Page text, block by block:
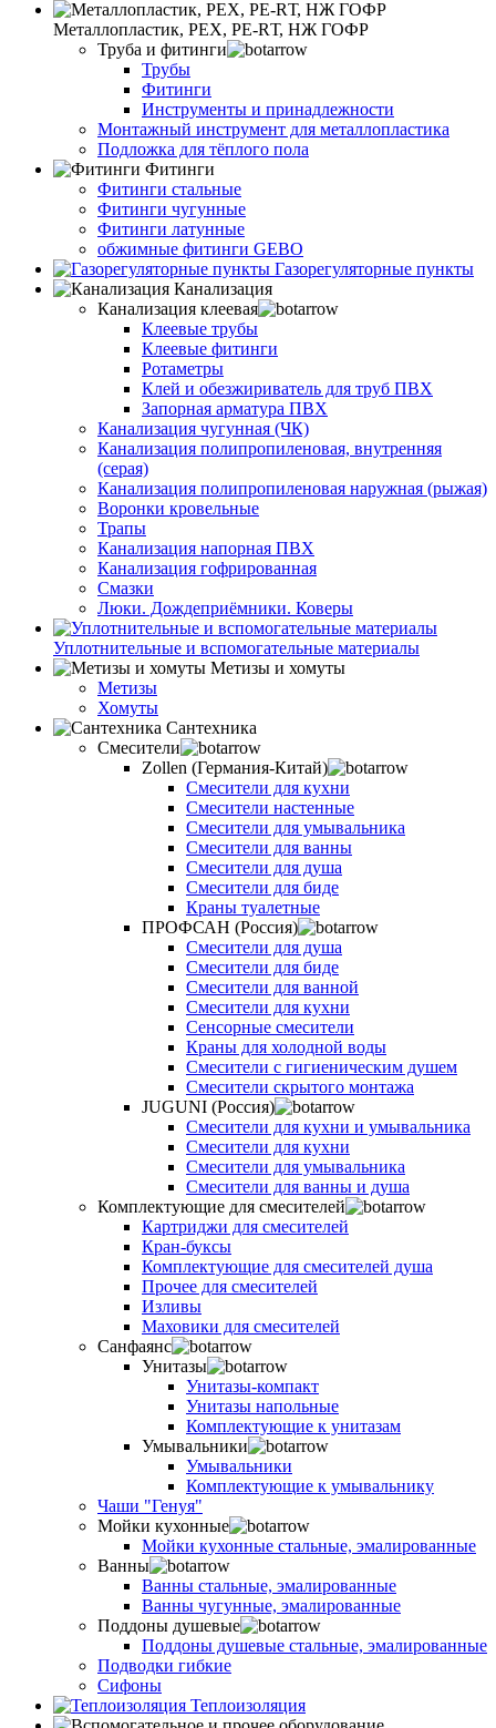
Металлопластик, РЕХ, РЕ-RТ, НЖ ГОФР
Труба и фитинги
Трубы
Фитинги
Инструменты и принадлежности
Монтажный инструмент для металлопластика
Подложка для тёплого пола
Фитинги
Фитинги стальные
Фитинги чугунные
Фитинги латунные
обжимные фитинги GEBO
Газорегуляторные пункты
Канализация
Канализация клеевая
Клеевые трубы
Клеевые фитинги
Ротаметры
Клей и обезжириватель для труб ПВХ
Запорная арматура ПВХ
Канализация чугунная (ЧК)
Канализация полипропиленовая, внутренняя
(серая)
Канализация полипропиленовая наружная (рыжая)
Воронки кровельные
Трапы
Канализация напорная ПВХ
Канализация гофрированная
Смазки
Люки. Дождеприёмники. Коверы
Уплотнительные и вспомогательные материалы
Метизы и хомуты
Метизы
Хомуты
Сантехника
Смесители
Zollen (Германия-Китай)
Смесители для кухни
Смесители настенные
Смесители для умывальника
Смесители для ванны
Смесители для душа
Смесители для биде
Краны туалетные
ПРОФСАН (Россия)
Смесители для душа
Смесители для биде
Смесители для ванной
Смесители для кухни
Сенсорные смесители
Краны для холодной воды
Смесители с гигиеническим душем
Смесители скрытого монтажа
JUGUNI (Россия)
Смесители для кухни и умывальника
Смесители для кухни
Смесители для умывальника
Смесители для ванны и душа
Комплектующие для смесителей
Картриджи для смесителей
Кран-буксы
Комплектующие для смесителей душа
Прочее для смесителей
Изливы
Маховики для смесителей
Санфаянс
Унитазы
Унитазы-компакт
Унитазы напольные
Комплектующие к унитазам
Умывальники
Умывальники
Комплектующие к умывальнику
Чаши "Генуя"
Мойки кухонные
Мойки кухонные стальные, эмалированные
Ванны
Ванны стальные, эмалированные
Ванны чугунные, эмалированные
Поддоны душевые
Поддоны душевые стальные, эмалированные
Подводки гибкие
Сифоны
Теплоизоляция